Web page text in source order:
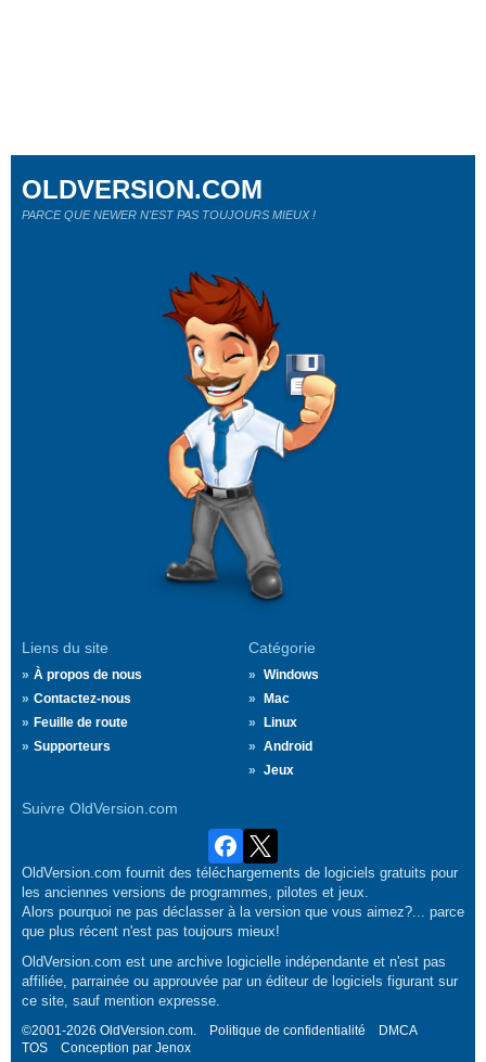
Liens du site
À propos de nous
Contactez-nous
Feuille de route
Supporteurs
Catégorie
Windows
Mac
Linux
Android
Jeux
Suivre OldVersion.com
OLDVERSION.COM
PARCE QUE NEWER N'EST PAS TOUJOURS MIEUX !
OldVersion.com fournit des téléchargements de logiciels gratuits pour
les anciennes versions de programmes, pilotes et jeux.
Alors pourquoi ne pas déclasser à la version que vous aimez?... parce
que plus récent n'est pas toujours mieux!
OldVersion.com est une archive logicielle indépendante et n'est pas
affiliée, parrainée ou approuvée par un éditeur de logiciels figurant sur
ce site, sauf mention expresse.
©2001-2026 OldVersion.com. Politique de confidentialité
DMCA
TOS
Conception par Jenox